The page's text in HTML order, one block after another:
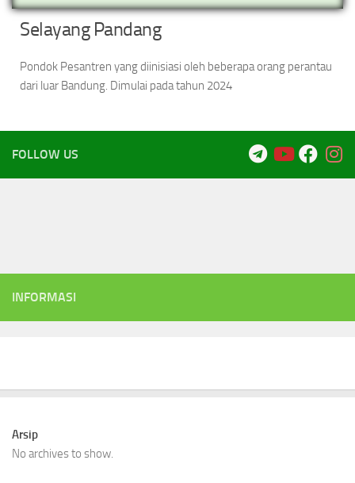
Selayang Pandang
Pondok Pesantren yang diinisiasi oleh beberapa orang perantau
dari luar Bandung. Dimulai pada tahun 2024
FOLLOW US
INFORMASI
Arsip
No archives to show.